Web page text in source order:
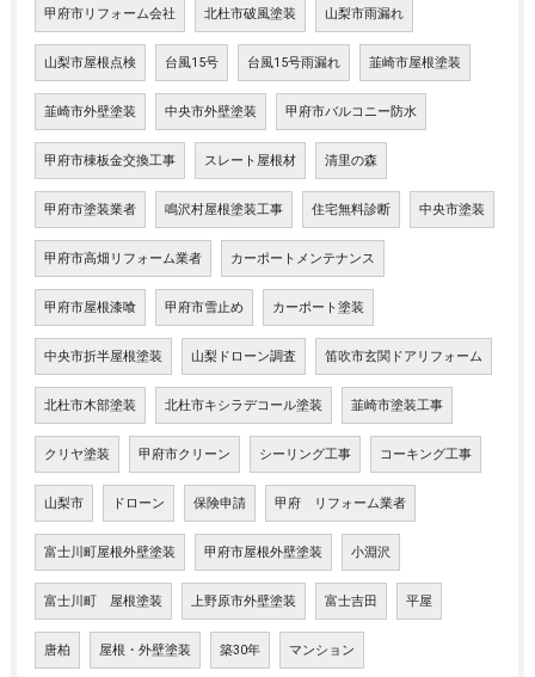
甲府市リフォーム会社 北杜市破風塗装 山梨市雨漏れ
山梨市屋根点検 台風15号 台風15号雨漏れ 韮崎市屋根塗装
韮崎市外壁塗装 中央市外壁塗装 甲府市バルコニー防水
甲府市棟板金交換工事 スレート屋根材 清里の森
甲府市塗装業者 鳴沢村屋根塗装工事 住宅無料診断 中央市塗装
甲府市高畑リフォーム業者 カーポートメンテナンス
甲府市屋根漆喰 甲府市雪止め カーポート塗装
中央市折半屋根塗装 山梨ドローン調査 笛吹市玄関ドアリフォーム
北杜市木部塗装 北杜市キシラデコール塗装 韮崎市塗装工事
クリヤ塗装 甲府市クリーン シーリング工事 コーキング工事
山梨市 ドローン 保険申請 甲府 リフォーム業者
富士川町屋根外壁塗装 甲府市屋根外壁塗装 小淵沢
富士川町 屋根塗装 上野原市外壁塗装 富士吉田 平屋
唐柏 屋根・外壁塗装 築30年 マンション